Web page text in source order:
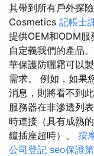
其帶到所有戶外探險
Cosmetics 記帳士
提供OEM和ODM
自定義我們的產品。
華保護防曬霜可以
需求。 例如，如果
消息，則將看不到
服務器在非滲透列
時連接（具有成熟
鐘插座超時）。 按
公司登記 seo保證